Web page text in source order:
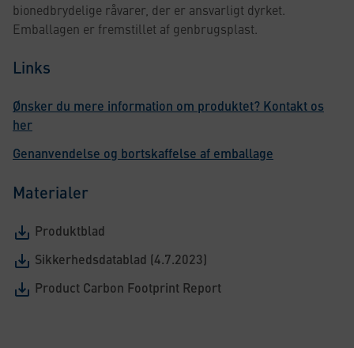
bionedbrydelige råvarer, der er ansvarligt dyrket.
Emballagen er fremstillet af genbrugsplast.
Links
Ønsker du mere information om produktet? Kontakt os
her
Genanvendelse og bortskaffelse af emballage
Materialer
Produktblad
Sikkerhedsdatablad (4.7.2023)
Product Carbon Footprint Report